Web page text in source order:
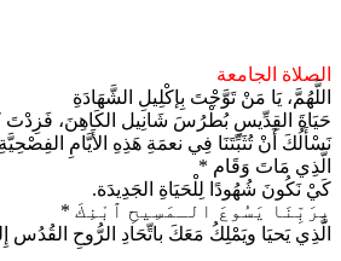
الصلاة الجامعة
اللَّهُمَّ، يَا مَنْ تَوَّجْتَ بِإكْلِيلِ الشَّهَادَةِ
حَيَاةَ القِدِّيسِ بُطْرُسَ شَانِيل الكَاهِنَ، فَزِدْتَ
نَسْأَلُكَ أَنْ تُثَبِّتَنَا فِي نعمَةِ هَذِهِ الأَيَّامِ
الَّذِي مَاتَ وَقَام *
كَيْ نَكُونَ شُهُودًا لِلْحَيَاةِ الجَدِيدَة.
بِرَبِّنَا يَسُوعَ الـمَسِيحِ ٱبْنِكَ *
الَّذِي يَحيَا ويَمْلِكُ مَعَكَ باتِّحَادِ الرُّوحِ القُدُس